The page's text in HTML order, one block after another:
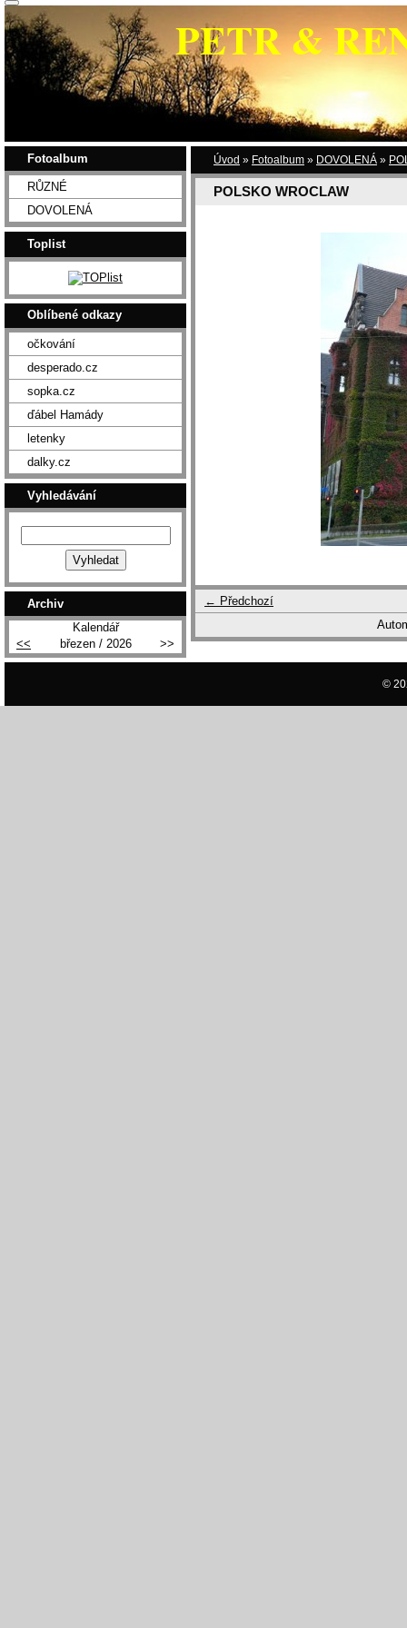
PETR &
Úvod » Fotoalbum » DOVOLENÁ »
POLSKO WROCLAW
← Předchozí
Fotoalbum
RŮZNÉ
DOVOLENÁ
Toplist
Oblíbené odkazy
očkování
desperado.cz
sopka.cz
ďábel Hamády
letenky
dalky.cz
Vyhledávání
Archiv
Kalendář
<<
březen / 2026 >>
©